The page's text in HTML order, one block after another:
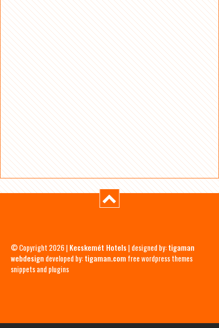
© Copyright 2026 | Kecskemét Hotels | designed by:tigaman
webdesign developed by:tigaman.com free wordpress themes
snippets and plugins